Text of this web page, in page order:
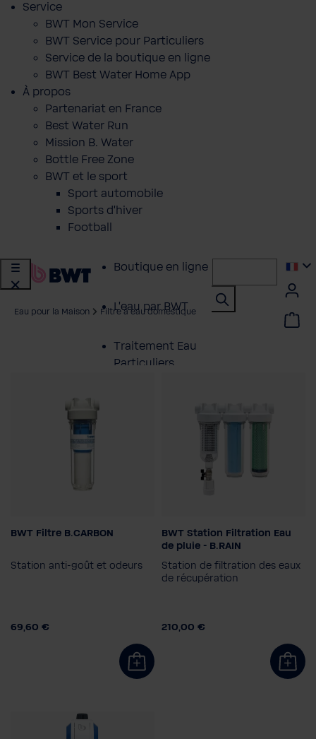
Service
BWT Mon Service
BWT Service pour Particuliers
Service de la boutique en ligne
BWT Best Water Home App
À propos
Partenariat en France
Best Water Run
Mission B. Water
Bottle Free Zone
BWT et le sport
Sport automobile
Sports d'hiver
Football
Boutique en ligne
L'eau par BWT
Traitement Eau
Particuliers
Eau pour la Maison Filtre à eau domestique
BWT Filtre B.CARBON
Station anti-goût et odeurs
69,60 €
BWT Station Filtration Eau
de pluie - B.RAIN
Station de filtration des eaux
de récupération
210,00 €